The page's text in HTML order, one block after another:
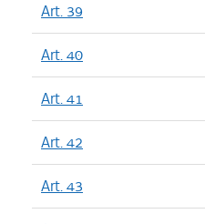
Art. 39
Art. 40
Art. 41
Art. 42
Art. 43